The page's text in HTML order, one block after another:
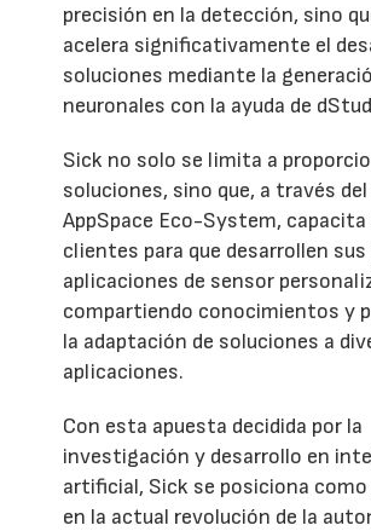
precisión en la detección, sino
acelera significativamente el
soluciones mediante la
neuronales con la ayuda de
Sick no solo se limita a
soluciones, sino que, a través
AppSpace Eco-System, capacita
clientes para que desarrollen sus
aplicaciones de sensor
compartiendo conocimientos y
la adaptación de soluciones a
aplicaciones.
Con esta apuesta decidida por la
investigación y desarrollo en
artificial, Sick se posiciona
en la actual revolución de la